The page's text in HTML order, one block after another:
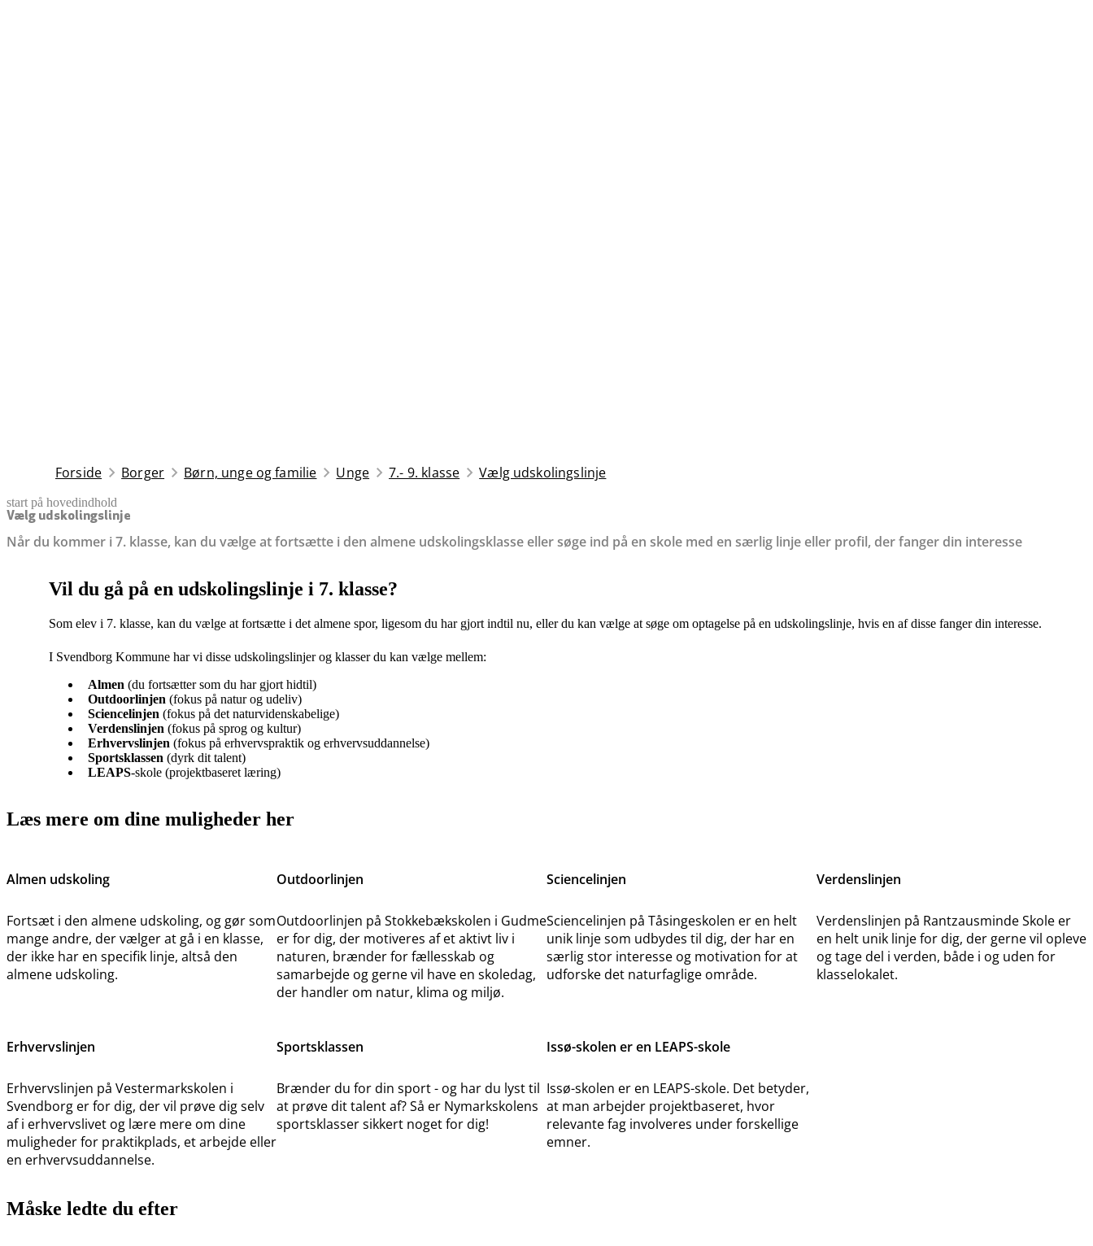
Forside Borger Børn, unge og familie Unge 7.- 9. klasse Vælg udskolingslinje
start på hovedindhold
Vælg udskolingslinje
Når du kommer i 7. klasse, kan du vælge at fortsætte i den almene udskolingsklasse eller søge ind på en skole med en særlig linje eller profil, der fanger din interesse
senest opdateret 7. april 2026
Vil du gå på en udskolingslinje i 7. klasse?
Som elev i 7. klasse, kan du vælge at fortsætte i det almene spor, ligesom du har gjort indtil nu, eller du kan vælge at søge om optagelse på en udskolingslinje, hvis en af disse fanger din interesse.
I Svendborg Kommune har vi disse udskolingslinjer og klasser du kan vælge mellem:
Almen (du fortsætter som du har gjort hidtil)
Outdoorlinjen (fokus på natur og udeliv)
Sciencelinjen (fokus på det naturvidenskabelige)
Verdenslinjen (fokus på sprog og kultur)
Erhvervslinjen (fokus på erhvervspraktik og erhvervsuddannelse)
Sportsklassen (dyrk dit talent)
LEAPS-skole (projektbaseret læring)
Læs mere om dine muligheder her
Almen udskoling
Fortsæt i den almene udskoling, og gør som
mange andre, der vælger at gå i en klasse,
der ikke har en specifik linje, altså den
almene udskoling.
Outdoorlinjen
Outdoorlinjen på Stokkebækskolen i Gudme
er for dig, der motiveres af et aktivt liv i
naturen, brænder for fællesskab og
samarbejde og gerne vil have en skoledag,
der handler om natur, klima og miljø.
Sciencelinjen
Sciencelinjen på Tåsingeskolen er en helt
unik linje som udbydes til dig, der har en
særlig stor interesse og motivation for at
udforske det naturfaglige område.
Verdenslinjen
Verdenslinjen på Rantzausminde Skole er
en helt unik linje for dig, der gerne vil opleve
og tage del i verden, både i og uden for
klasselokalet.
Erhvervslinjen
Erhvervslinjen på Vestermarkskolen i
Svendborg er for dig, der vil prøve dig selv
af i erhvervslivet og lære mere om dine
muligheder for praktikplads, et arbejde eller
en erhvervsuddannelse.
Sportsklassen
Brænder du for din sport - og har du lyst til
at prøve dit talent af? Så er Nymarkskolens
sportsklasser sikkert noget for dig!
Issø-skolen er en LEAPS-skole
Issø-skolen er en LEAPS-skole. Det betyder,
at man arbejder projektbaseret, hvor
relevante fag involveres under forskellige
emner.
Måske ledte du efter